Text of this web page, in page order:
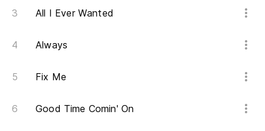
All I Ever Wanted
Always
Fix Me
Good Time Comin' On